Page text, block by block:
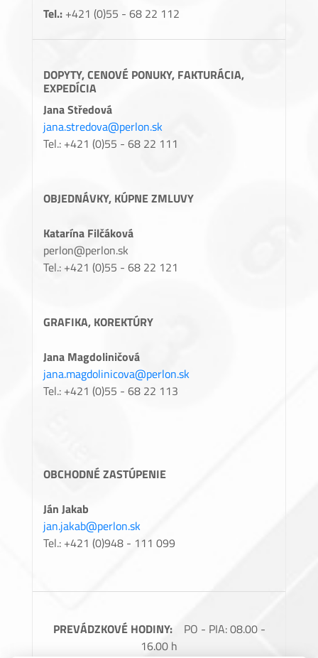
Tel.: +421 (0)55 - 68 22 112
DOPYTY, CENOVÉ PONUKY, FAKTURÁCIA,
EXPEDÍCIA
Jana Středová
jana.stredova@perlon.sk
Tel.: +421 (0)55 - 68 22 111
OBJEDNÁVKY, KÚPNE ZMLUVY
Katarína Filčáková
perlon@perlon.sk
Tel.: +421 (0)55 - 68 22 121
GRAFIKA, KOREKTÚRY
Jana Magdoliničová
jana.magdolinicova@perlon.sk
Tel.: +421 (0)55 - 68 22 113
OBCHODNÉ ZASTÚPENIE
Ján Jakab
jan.jakab@perlon.sk
Tel.: +421 (0)948 - 111 099
PREVÁDZKOVÉ HODINY:
PO - PIA: 08.00 -
16.00 h